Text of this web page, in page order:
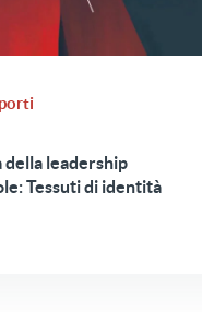
della leadership
Tessuti di identità